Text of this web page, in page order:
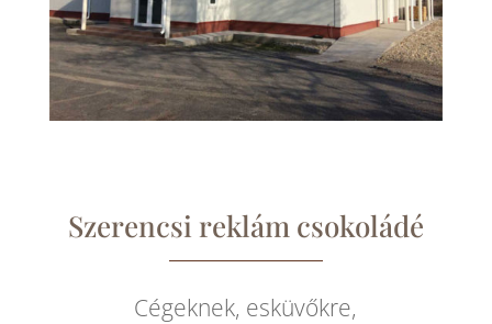
Szerencsi reklám csokoládé
Cégeknek, esküvőkre,